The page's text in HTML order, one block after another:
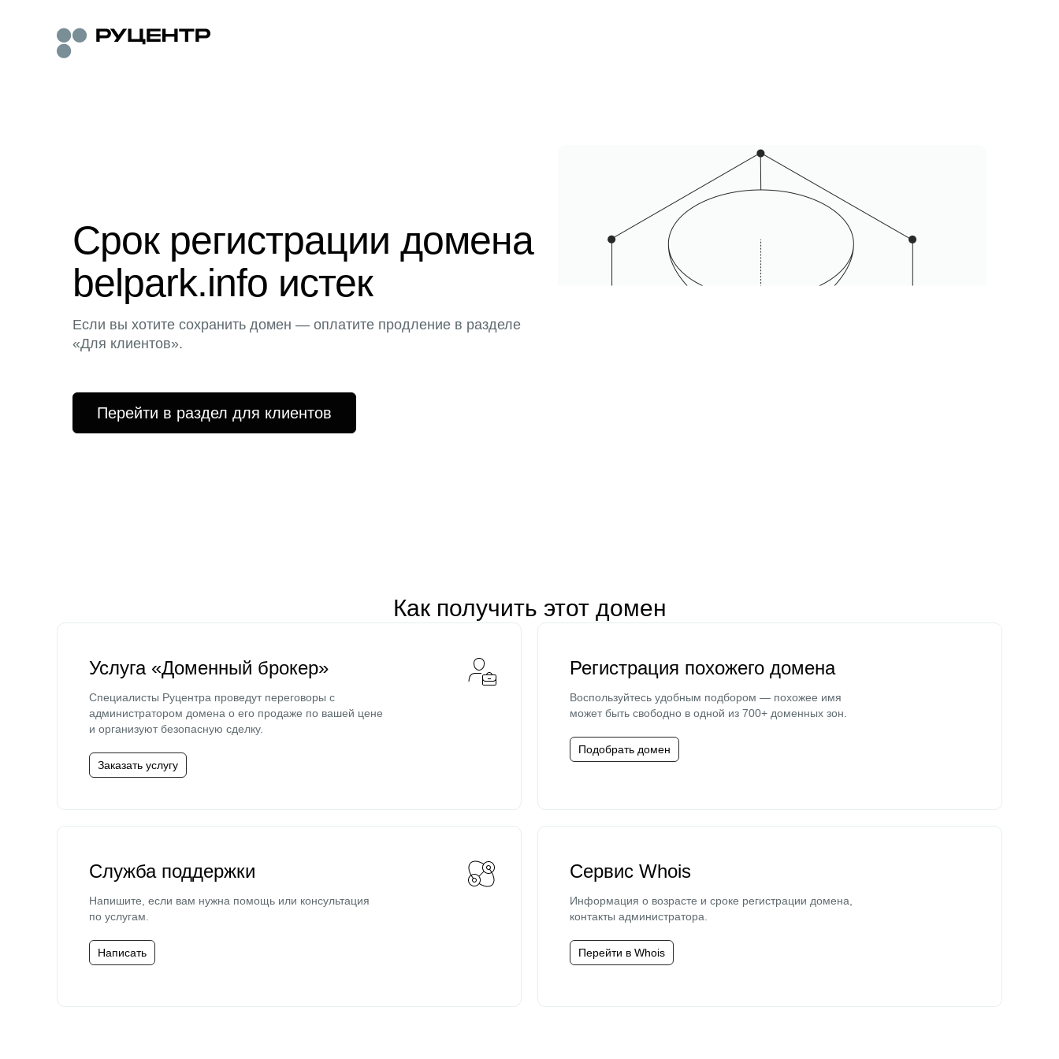
Срок регистрации домена
belpark.info истек
Если вы хотите сохранить домен — оплатите продление в разделе
«Для клиентов».
Перейти в раздел для клиентов
Как получить этот домен
Услуга «Доменный брокер»
Специалисты Руцентра проведут переговоры с
администратором домена о его продаже по вашей цене
и организуют безопасную сделку.
Заказать услугу
Регистрация похожего домена
Воспользуйтесь удобным подбором — похожее имя
может быть свободно в одной из 700+ доменных зон.
Подобрать домен
Служба поддержки
Напишите, если вам нужна помощь или консультация
по услугам.
Написать
Сервис Whois
Информация о возрасте и сроке регистрации домена,
контакты администратора.
Перейти в Whois